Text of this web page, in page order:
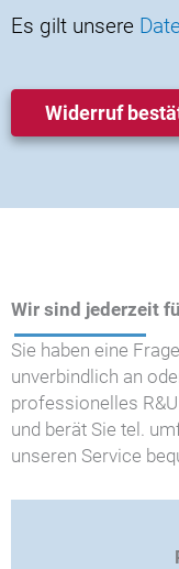
Es gilt unsere
Widerruf
Wir sind jederzeit
Sie haben eine
unverbindlich an
professionelles
und berät Sie tel.
unseren Service